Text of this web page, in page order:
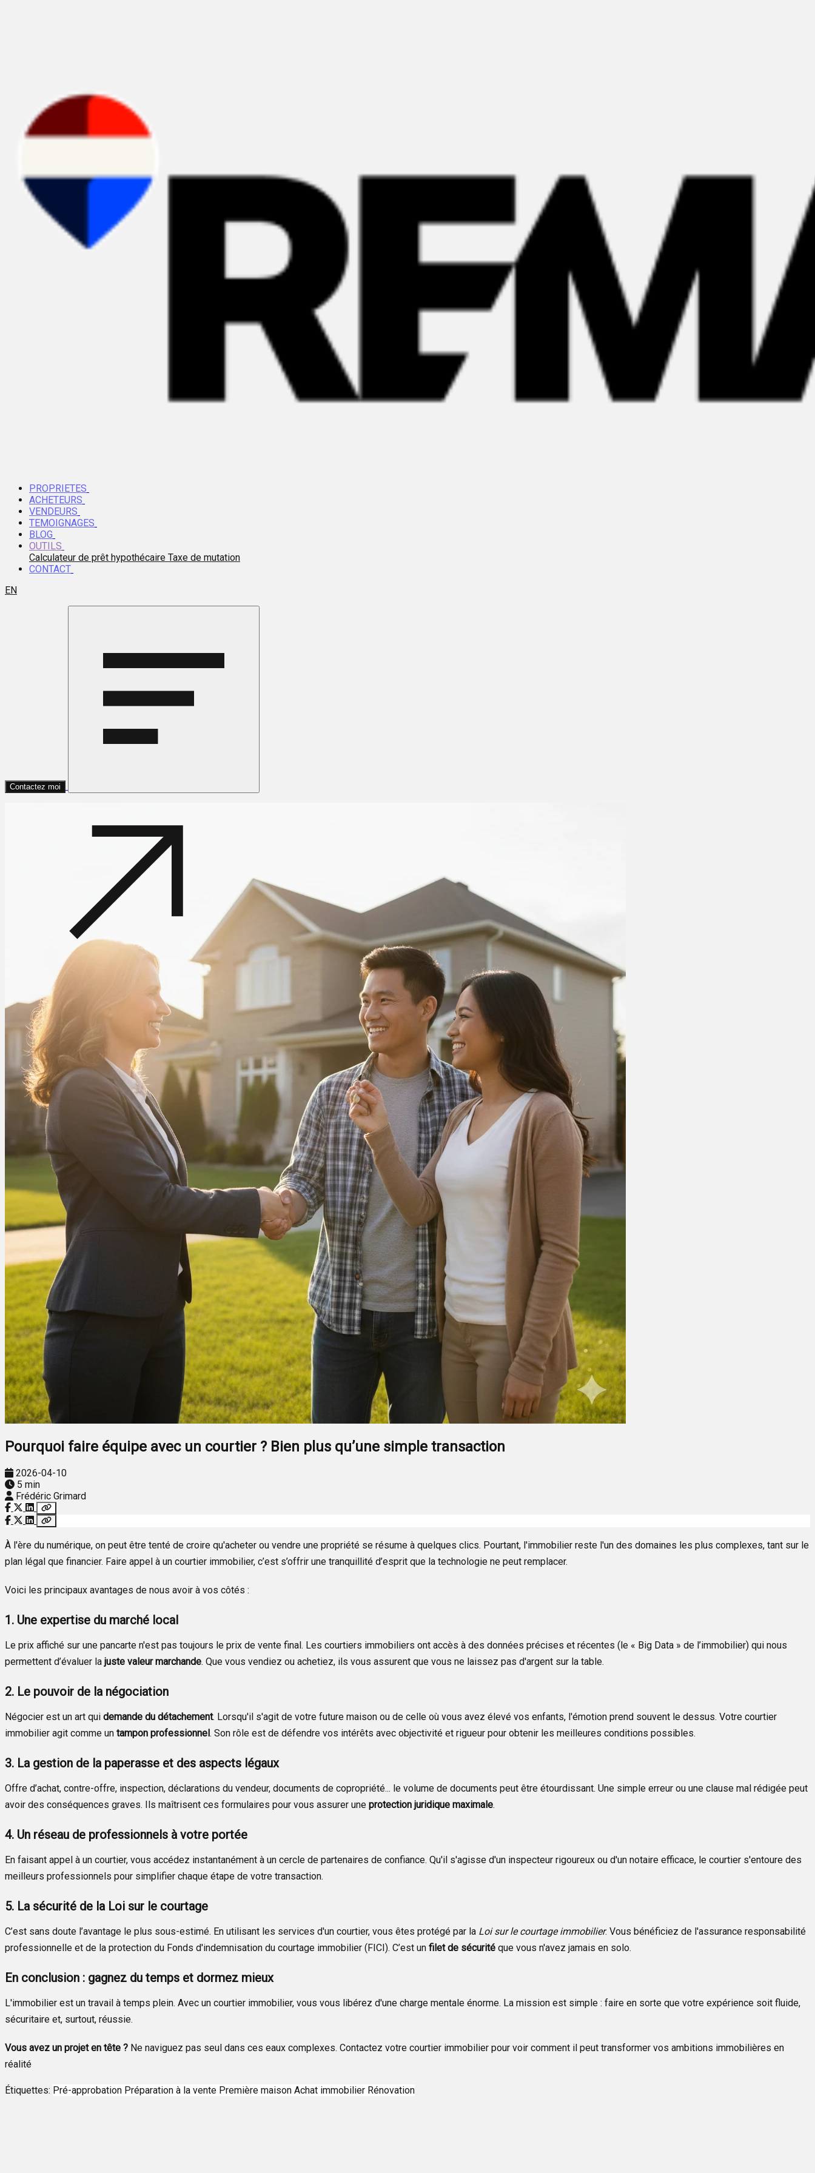
PROPRIETES
ACHETEURS
VENDEURS
TEMOIGNAGES
BLOG
OUTILS
Calculateur de prêt hypothécaire Taxe de mutation
CONTACT
EN
Contactez moi
Pourquoi faire équipe avec un courtier ? Bien plus qu’une simple transaction
2026-04-10
5 min
Frédéric Grimard
À l'ère du numérique, on peut être tenté de croire qu'acheter ou vendre une propriété se résume à quelques clics. Pourtant, l'immobilier reste l'un des domaines les plus complexes, tant sur le
plan légal que financier. Faire appel à un courtier immobilier, c’est s’offrir une tranquillité d’esprit que la technologie ne peut remplacer.
Voici les principaux avantages de nous avoir à vos côtés :
1. Une expertise du marché local
Le prix affiché sur une pancarte n'est pas toujours le prix de vente final. Les courtiers immobiliers ont accès à des données précises et récentes (le « Big Data » de l’immobilier) qui nous
permettent d’évaluer la juste valeur marchande. Que vous vendiez ou achetiez, ils vous assurent que vous ne laissez pas d'argent sur la table.
2. Le pouvoir de la négociation
Négocier est un art qui demande du détachement. Lorsqu'il s'agit de votre future maison ou de celle où vous avez élevé vos enfants, l'émotion prend souvent le dessus. Votre courtier
immobilier agit comme un tampon professionnel. Son rôle est de défendre vos intérêts avec objectivité et rigueur pour obtenir les meilleures conditions possibles.
3. La gestion de la paperasse et des aspects légaux
Offre d’achat, contre-offre, inspection, déclarations du vendeur, documents de copropriété... le volume de documents peut être étourdissant. Une simple erreur ou une clause mal rédigée peut
avoir des conséquences graves. Ils maîtrisent ces formulaires pour vous assurer une protection juridique maximale.
4. Un réseau de professionnels à votre portée
En faisant appel à un courtier, vous accédez instantanément à un cercle de partenaires de confiance. Qu'il s'agisse d'un inspecteur rigoureux ou d'un notaire efficace, le courtier s'entoure des
meilleurs professionnels pour simplifier chaque étape de votre transaction.
5. La sécurité de la Loi sur le courtage
C’est sans doute l’avantage le plus sous-estimé. En utilisant les services d'un courtier, vous êtes protégé par la Loi sur le courtage immobilier. Vous bénéficiez de l'assurance responsabilité
professionnelle et de la protection du Fonds d'indemnisation du courtage immobilier (FICI). C’est un filet de sécurité que vous n'avez jamais en solo.
En conclusion : gagnez du temps et dormez mieux
L'immobilier est un travail à temps plein. Avec un courtier immobilier, vous vous libérez d'une charge mentale énorme. La mission est simple : faire en sorte que votre expérience soit fluide,
sécuritaire et, surtout, réussie.
Vous avez un projet en tête ? Ne naviguez pas seul dans ces eaux complexes. Contactez votre courtier immobilier pour voir comment il peut transformer vos ambitions immobilières en
réalité
Étiquettes: Pré-approbation Préparation à la vente Première maison Achat immobilier Rénovation